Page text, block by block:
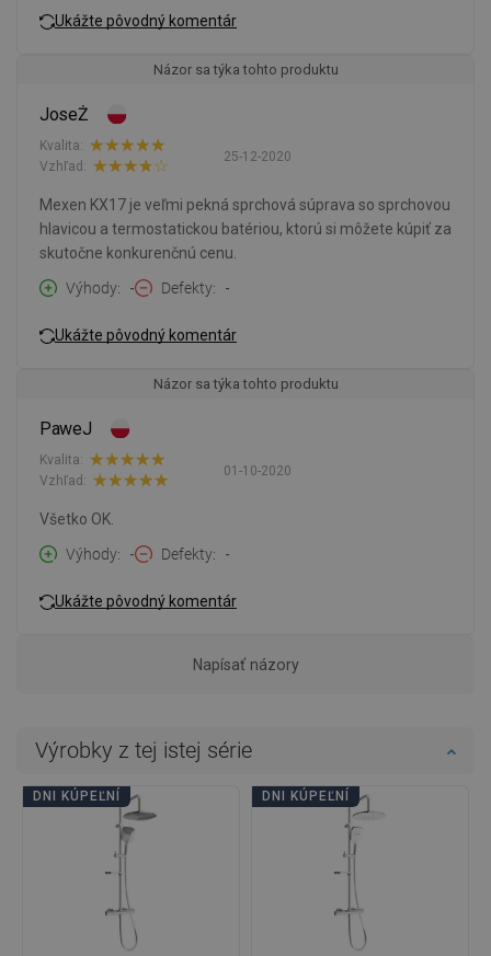
Ukážte pôvodný komentár
Názor sa týka tohto produktu
JoseŻ
25-12-2020
Kvalita:
Vzhľad:
Mexen KX17 je veľmi pekná sprchová súprava so sprchovou
hlavicou a termostatickou batériou, ktorú si môžete kúpiť za
skutočne konkurenčnú cenu.
Výhody
- Defekty -
Ukážte pôvodný komentár
Názor sa týka tohto produktu
PaweJ
01-10-2020
Kvalita:
Vzhľad:
Všetko OK.
Výhody
- Defekty -
Ukážte pôvodný komentár
Napísať názory
Výrobky z tej istej série
DNI KÚPEĽNÍ DNI KÚPEĽNÍ